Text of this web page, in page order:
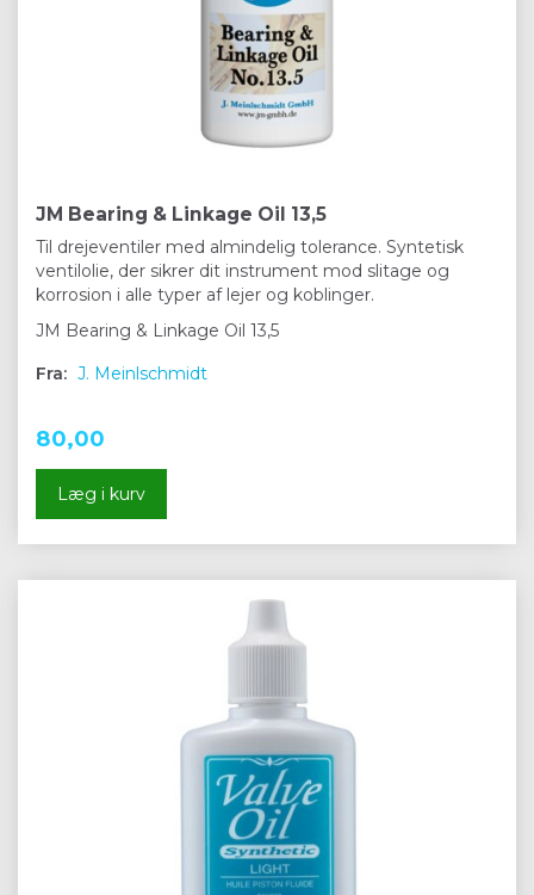
JM Bearing & Linkage Oil 13,5
Til drejeventiler med almindelig tolerance. Syntetisk
ventilolie, der sikrer dit instrument mod slitage og
korrosion i alle typer af lejer og koblinger.
JM Bearing & Linkage Oil 13,5
Fra: J. Meinlschmidt
80,00
Læg i kurv